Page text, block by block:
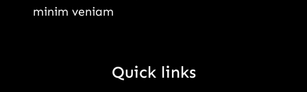
minim veniam
Quick links